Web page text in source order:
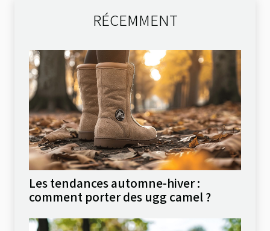
RÉCEMMENT
Les tendances automne-hiver :
comment porter des ugg camel ?